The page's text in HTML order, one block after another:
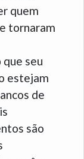
quem
tornaram
seu
estejam
de
são